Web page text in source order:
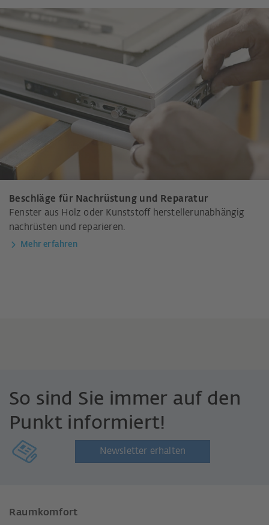
Beschläge für Nachrüstung und Reparatur
Fenster aus Holz oder Kunststoff herstellerunabhängig
nachrüsten und reparieren.
Mehr erfahren
So sind Sie immer auf den
Punkt informiert!
Newsletter erhalten
Raumkomfort